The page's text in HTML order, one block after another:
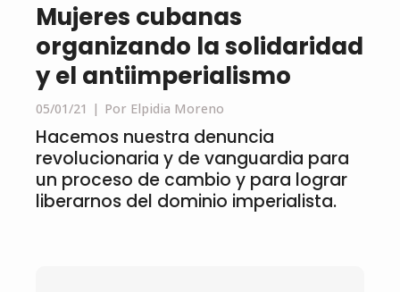
Mujeres cubanas
organizando la solidaridad
y el antiimperialismo
05/01/21 Por Elpidia Moreno
Hacemos nuestra denuncia
revolucionaria y de vanguardia para
un proceso de cambio y para lograr
liberarnos del dominio imperialista.